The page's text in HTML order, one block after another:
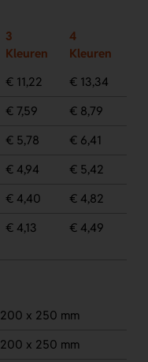
3
Kleuren
4
Kleuren
€ 11,22
€ 13,34
€ 7,59
€ 8,79
€ 5,78
€ 6,41
€ 4,94
€ 5,42
€ 4,40
€ 4,82
€ 4,13 € 4,49
200 x 250 mm
200 x 250 mm